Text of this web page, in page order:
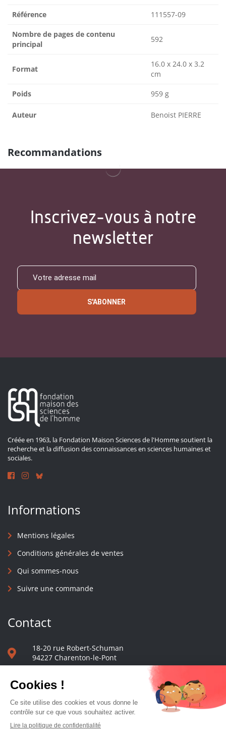
Référence 111557-09
Nombre de pages de contenu
principal
592
Format
16.0 x 24.0 x 3.2
cm
Poids 959 g
Auteur Benoist PIERRE
Recommandations
Inscrivez-vous à notre
newsletter
S'ABONNER
Créée en 1963, la Fondation Maison Sciences de l'Homme soutient la
recherche et la diffusion des connaissances en sciences humaines et
sociales.
Informations
Mentions légales
Conditions générales de ventes
Qui sommes-nous
Suivre une commande
Contact
18-20 rue Robert-Schuman
94227 Charenton-le-Pont